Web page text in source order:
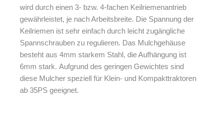
wird durch einen 3- bzw. 4-fachen Keilriemenantrieb
gewährleistet, je nach Arbeitsbreite. Die Spannung der
Keilriemen ist sehr einfach durch leicht zugängliche
Spannschrauben zu regulieren. Das Mulchgehäuse
besteht aus 4mm starkem Stahl, die Aufhängung ist
6mm stark. Aufgrund des geringen Gewichtes sind
diese Mulcher speziell für Klein- und Kompakttraktoren
ab 35PS geeignet.